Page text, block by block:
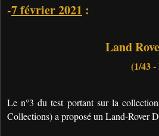
-7 février 2021 :
Land
(1/43
Le n°3 du test portant sur la
Collections) a proposé un Land-Rover